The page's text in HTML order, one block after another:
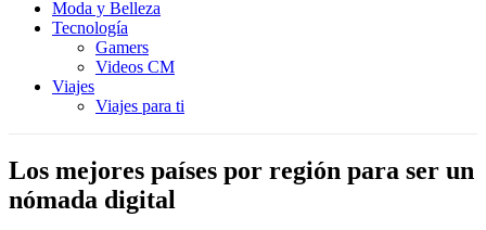
Moda y Belleza
Tecnología
Gamers
Videos CM
Viajes
Viajes para ti
Los mejores países por región para ser un
nómada digital